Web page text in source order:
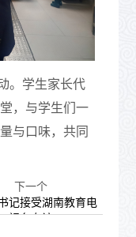
。学生家长代
，与学生们一
与口味，共同
下一个
记接受湖南教育电
视台专访